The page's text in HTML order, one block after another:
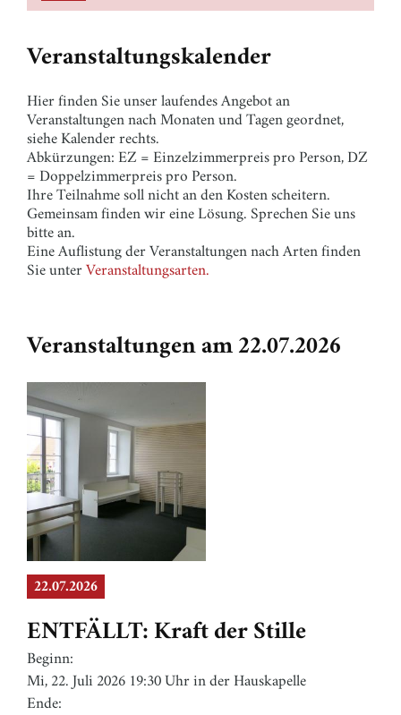
Veranstaltungskalender
Hier finden Sie unser laufendes Angebot an
Veranstaltungen nach Monaten und Tagen geordnet,
siehe Kalender rechts.
Abkürzungen: EZ = Einzelzimmerpreis pro Person, DZ
= Doppelzimmerpreis pro Person.
Ihre Teilnahme soll nicht an den Kosten scheitern.
Gemeinsam finden wir eine Lösung. Sprechen Sie uns
bitte an.
Eine Auflistung der Veranstaltungen nach Arten finden
Sie unter Veranstaltungsarten.
Veranstaltungen am 22.07.2026
22.07.2026
ENTFÄLLT: Kraft der Stille
Beginn:
Mi, 22. Juli 2026 19:30 Uhr in der Hauskapelle
Ende: